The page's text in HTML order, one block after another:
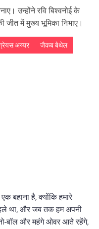
उन्होंने रवि बिश्वनोई के
में मुख्य भूमिका निभाए।
अय्यर जैकब बेथेल
बहाना है, क्योंकि हमारे
था, और जब तक हम अपनी
बॉल और महंगे ओवर आते रहेंगे,